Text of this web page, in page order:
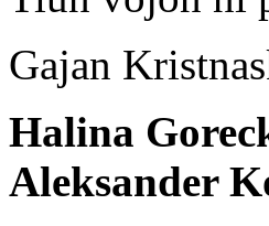
Gajan
Halina
Aleksander